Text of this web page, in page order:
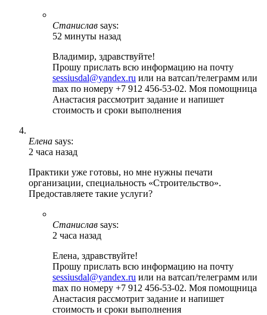
Станислав says:
52 минуты назад
Владимир, здравствуйте!
Прошу прислать всю информацию на почту
sessiusdal@yandex.ru или на ватсап/телеграмм или
max по номеру +7 912 456-53-02. Моя помощница
Анастасия рассмотрит задание и напишет
стоимость и сроки выполнения
Елена says:
2 часа назад
Практики уже готовы, но мне нужны печати
организации, специальность «Строительство».
Предоставляете такие услуги?
Станислав says:
2 часа назад
Елена, здравствуйте!
Прошу прислать всю информацию на почту
sessiusdal@yandex.ru или на ватсап/телеграмм или
max по номеру +7 912 456-53-02. Моя помощница
Анастасия рассмотрит задание и напишет
стоимость и сроки выполнения